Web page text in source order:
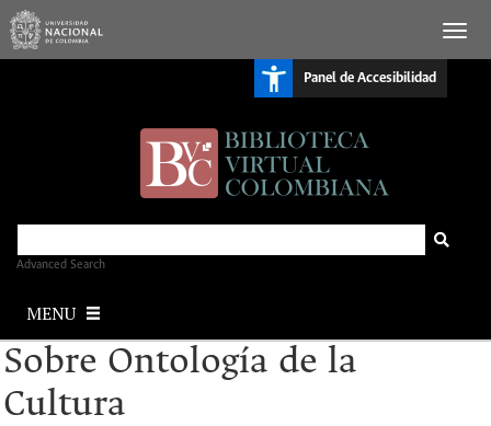
Panel de Accesibilidad
Advanced Search
MENU
Sobre Ontología de la
Cultura